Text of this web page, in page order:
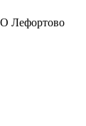
Лефортово